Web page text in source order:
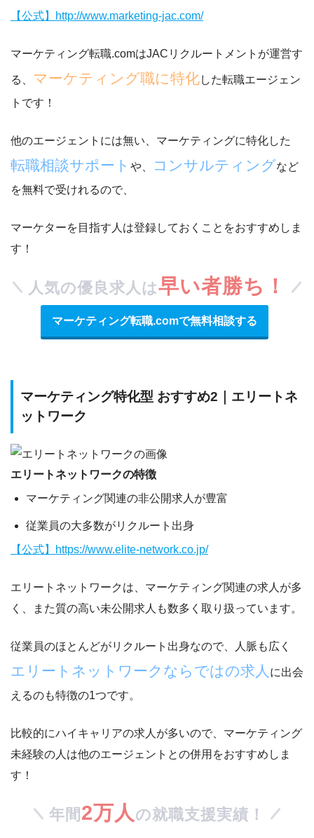
【公式】http://www.marketing-jac.com/
マーケティング転職.comはJACリクルートメントが運営す
る、 マーケティング職に特化した転職エージェン
トです！
他のエージェントには無い、マーケティングに特化した
転職相談サポート や、 コンサルティングなど
を無料で受けれるので、
マーケターを目指す人は登録しておくことをおすすめ しま
す！
人気の優良求人は早い者勝ち！
マーケティング転職.comで無料相談する
マーケティング特化型 おすすめ2｜エリートネ
ットワーク
エリートネットワークの特徴
マーケティング関連の非公開求人が豊富
従業員の大多数がリクルート出身
【公式】https://www.elite-network.co.jp/
エリートネットワークは、 マーケティング関連の求人が多
く、また質の高い未公開求人も数多く取り扱っています。
従業員のほとんどがリクルート出身なので、人脈も広く
エリートネットワークならではの求人 に出会
えるのも特徴の1つです。
比較的にハイキャリアの求人が多いので、 マーケティング
未経験の人は他のエージェントとの併用をおすすめしま
す！
年間 2万人 の就職支援実績！